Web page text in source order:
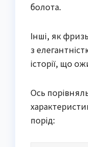
болота.
Інші, як
з
історії, що
Ось
порід: